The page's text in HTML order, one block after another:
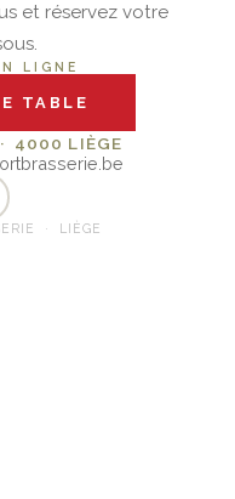
et réservez votre
LIGNE
TABLE
4000 LIÈGE
· LIÈGE